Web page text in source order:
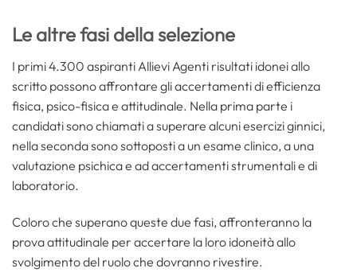
Le altre fasi della selezione
I primi 4.300 aspiranti Allievi Agenti risultati idonei allo
scritto possono affrontare gli accertamenti di efficienza
fisica, psico-fisica e attitudinale. Nella prima parte i
candidati sono chiamati a superare alcuni esercizi ginnici,
nella seconda sono sottoposti a un esame clinico, a una
valutazione psichica e ad accertamenti strumentali e di
laboratorio.
Coloro che superano queste due fasi, affronteranno la
prova attitudinale per accertare la loro idoneità allo
svolgimento del ruolo che dovranno rivestire.